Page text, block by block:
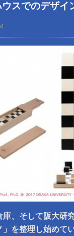
ウスでのデザ
庫、そして阪大研
を整理し始めて